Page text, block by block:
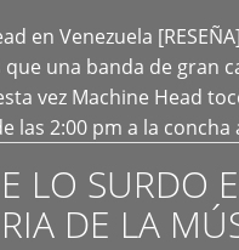
en Venezuela
una banda de gran
vez Machine Head
las 2:00 pm a la concha
LO SURDO
DE LA